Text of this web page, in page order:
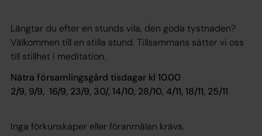
Längtar du efter en stunds vila, den goda tystnaden?
Välkommen till en stilla stund. Tillsammans sätter vi oss
till stillhet i meditation.
Nätra församlingsgård tisdagar kl 10.00
2/9, 9/9, 16/9, 23/9, 30/, 14/10, 28/10, 4/11, 18/11, 25/11
Inga förkunskaper eller föranmälan krävs.